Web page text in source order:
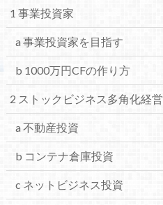
1 事業投資家
a 事業投資家を目指す
b 1000万円CFの作り方
2 ストックビジネス多角化経営
a 不動産投資
b コンテナ倉庫投資
c ネットビジネス投資